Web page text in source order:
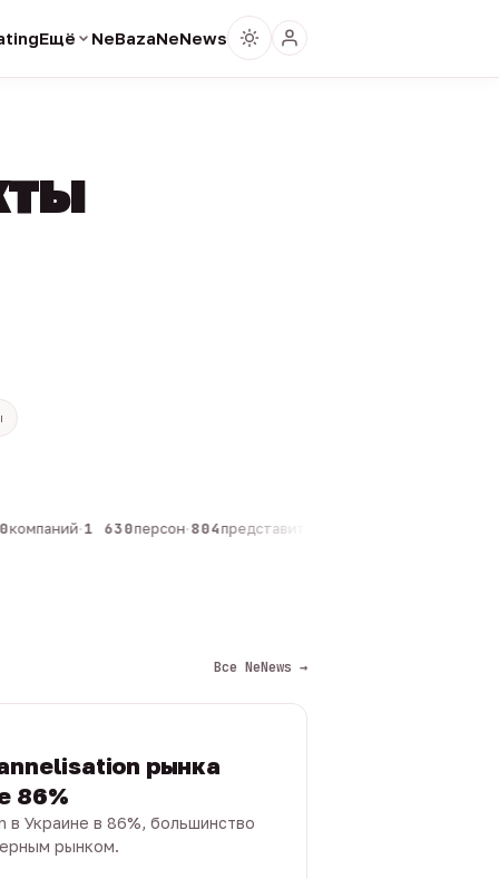
Ещё NeBazaNeNews
·1 630персон·804представителей
Все NeNews →
рынка
86%
в Украине в 86%, большинство
рынком.